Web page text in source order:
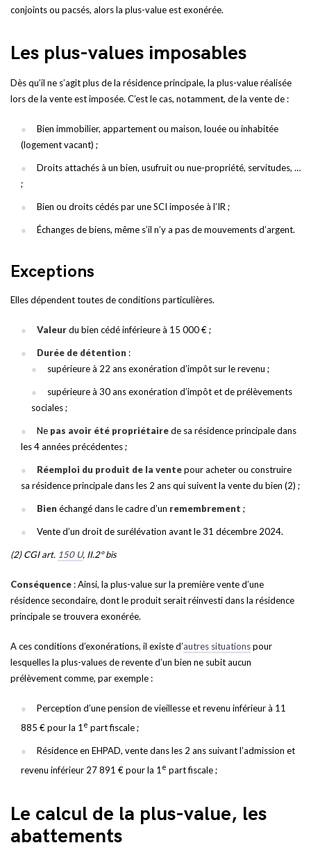
conjoints ou pacsés, alors la plus-value est exonérée.
Les plus-values imposables
Dès qu’il ne s’agit plus de la résidence principale, la plus-value réalisée
lors de la vente est imposée. C’est le cas, notamment, de la vente de :
Bien immobilier, appartement ou maison, louée ou inhabitée
(logement vacant) ;
Droits attachés à un bien, usufruit ou nue-propriété, servitudes, …
;
Bien ou droits cédés par une SCI imposée à l’IR ;
Échanges de biens, même s’il n’y a pas de mouvements d’argent.
Exceptions
Elles dépendent toutes de conditions particulières.
Valeurdu bien cédé inférieure à 15 000 € ;
Durée de détention :
supérieure à 22 ans exonération d’impôt sur le revenu ;
supérieure à 30 ans exonération d’impôt et de prélèvements
sociales ;
Ne pas avoir été propriétairede sa résidence principale dans
les 4 années précédentes ;
Réemploi du produit de la ventepour acheter ou construire
sa résidence principale dans les 2 ans qui suivent la vente du bien (2) ;
Bien échangé dans le cadre d’un remembrement ;
Vente d’un droit de surélévation avant le 31 décembre 2024.
(2) CGI art. 150 U, II.2° bis
Conséquence : Ainsi, la plus-value sur la première vente d’une
résidence secondaire, dont le produit serait réinvesti dans la résidence
principale se trouvera exonérée.
A ces conditions d’exonérations, il existe d’autres situationspour
lesquelles la plus-values de revente d’un bien ne subit aucun
prélèvement comme, par exemple :
Perception d’une pension de vieillesse et revenu inférieur à 11
885 € pour la 1e part fiscale ;
Résidence en EHPAD, vente dans les 2 ans suivant l’admission et
revenu inférieur 27 891 € pour la 1e part fiscale ;
Le calcul de la plus-value, les
abattements